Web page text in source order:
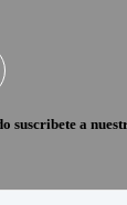
suscribete a